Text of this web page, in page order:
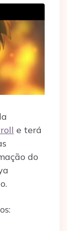
e terá
do